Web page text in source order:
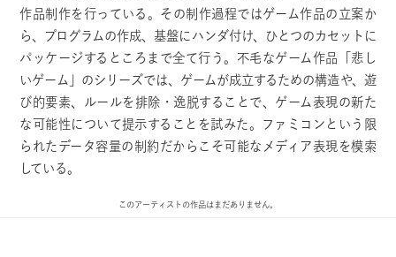
作品制作を行っている。その制作過程ではゲーム作品の立案か
ら、プログラムの作成、基盤にハンダ付け、ひとつのカセットに
パッケージするところまで全て行う。不毛なゲーム作品「悲し
いゲーム」のシリーズでは、ゲームが成立するための構造や、遊
び的要素、ルールを排除・逸脱することで、ゲーム表現の新た
な可能性について提示することを試みた。ファミコンという限
られたデータ容量の制約だからこそ可能なメディア表現を模索
している。
このアーティストの作品はまだありません。